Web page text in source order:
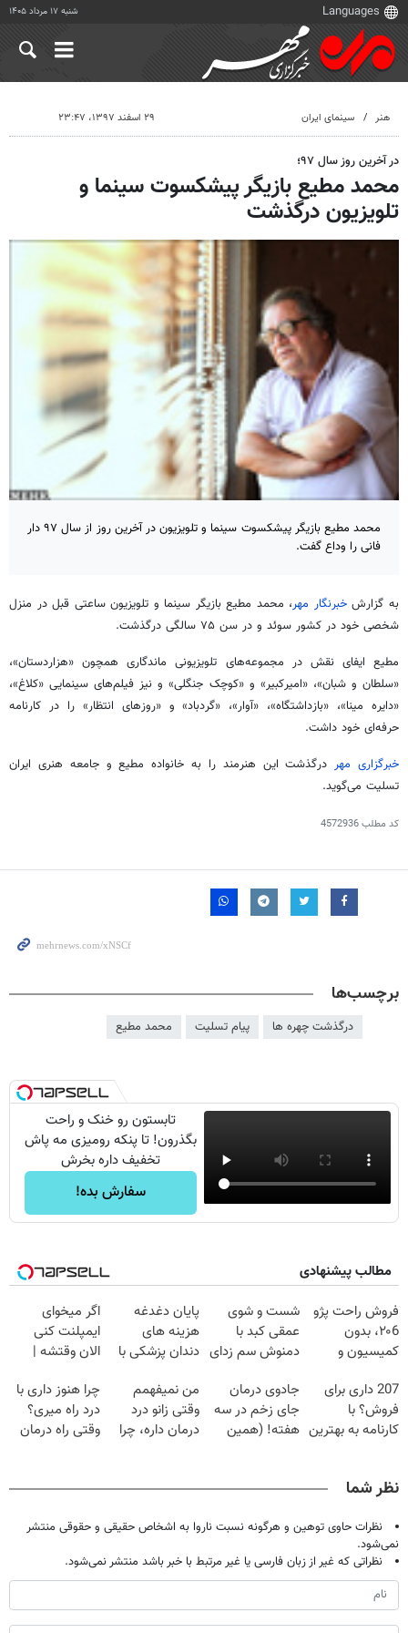
شنبه ۱۷ مرداد ۱۴۰۵
هنر سینمای ایران ۲۹ اسفند ۱۳۹۷، ۲۳:۴۷
در آخرین روز سال ۹۷؛
محمد مطیع بازیگر پیشکسوت سینما و
تلویزیون درگذشت
محمد مطیع بازیگر پیشکسوت سینما و تلویزیون در آخرین روز از سال ۹۷ دار
فانی را وداع گفت.
به گزارشخبرنگار مهر، محمد مطیع بازیگر سینما و تلویزیونساعتی قبل در منزل
شخصی خود در کشور سوئد و در سن ۷۵ سالگی درگذشت.
مطیع ایفای نقش در مجموعه‌های تلویزیونی ماندگاری همچون «هزاردستان»،
«سلطان وشبان»، «امیرکبیر» و «کوچک جنگلی» و نیز فیلم‌های سینمایی «کلاغ»،
«دایره مینا»، «بازداشتگاه»، «آوار»، «گردباد» و «روزهای انتظار» را در کارنامه
حرفه‌ای خود داشت.
خبرگزاری مهر درگذشت این هنرمند را به خانواده مطیع و جامعه هنری ایران
تسلیت می‌گوید.
کد مطلب4572936
برچسب‌ها
درگذشت چهره ها پیام تسلیت محمد مطیع
تابستون رو خنک و راحت
بگذرون! تا پنکه رومیزی مه پاش
تخفیف داره بخرش
سفارش بده!
مطالب پیشنهادی
فروش راحت پژو
۲۰6، بدون
کمیسیون و
شست و شوی
عمقی کبد با
دمنوش سم زدای
پایان دغدغه
هزینه های
دندان پزشکی با
خانگی
اگر میخوای
ایمپلنت کنی
الان وقتشه |
میلیون تومان!!!
207 داری برای
فروش؟ با
کارنامه به بهترین
جادوی درمان
جای زخم در سه
هفته! (همین
من نمیفهمم
وقتی زانو درد
درمان داره، چرا
چرا هنوز داری با
درد راه میری؟
وقتی راه درمان
نظر شما
نظرات حاوی توهین و هرگونه نسبت ناروا به اشخاص حقیقی و حقوقی منتشر
نمی‌شود.
نظراتی که غیر از زبان فارسی یا غیر مرتبط با خبر باشد منتشر نمی‌شود.